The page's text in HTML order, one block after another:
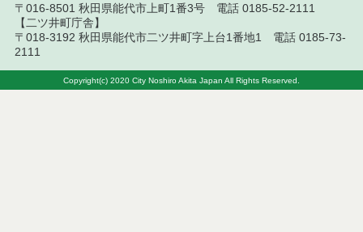
能代市ピロリ菌感染検査費用助成事業実施要綱
事業実施要綱
〒016-8501 秋田県能代市上町1番3号 電話 0185-52-2111
【二ツ井町庁舎】
〒018-3192 秋田県能代市二ツ井町字上台1番地1 電話 0185-73-
2111
Copyright(c) 2020 City Noshiro Akita Japan All Rights Reserved.